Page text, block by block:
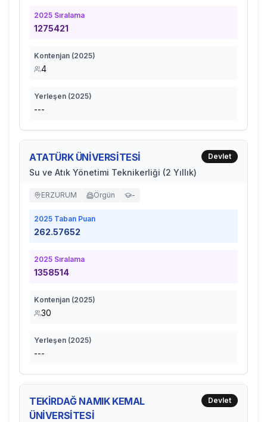
2025 Sıralama
1275421
Kontenjan (2025)
4
Yerleşen (2025)
---
ATATÜRK ÜNİVERSİTESİ
Su ve Atık Yönetimi Teknikerliği (2 Yıllık)
Devlet
ERZURUM Örgün -
2025 Taban Puan
262.57652
2025 Sıralama
1358514
Kontenjan (2025)
30
Yerleşen (2025)
---
TEKİRDAĞ NAMIK KEMAL
ÜNİVERSİTESİ
Devlet